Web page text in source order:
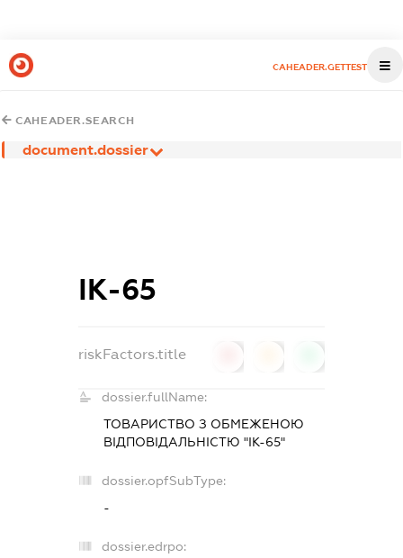
CAHEADER.GETTEST
CAHEADER.SEARCH
document.dossier
ІК-65
riskFactors.title
dossier.fullName:
ТОВАРИСТВО З ОБМЕЖЕНОЮ
ВІДПОВІДАЛЬНІСТЮ "ІК-65"
dossier.opfSubType:
-
dossier.edrpo: